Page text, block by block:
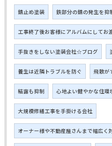
錆止め塗装 鉄部分の錆の発生を抑
工事終了後お客様にアルバムにしてお
手抜きをしない塗装会社☆ブログ
養生は近隣トラブルを防ぐ 飛散が
結露も抑制 心地よい健やかな住環
大規模修繕工事を手掛ける会社
オーナー様や不動産屋さんまで幅広く